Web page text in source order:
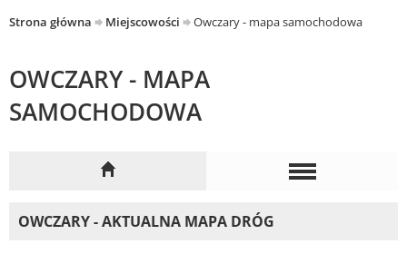
Strona główna Miejscowości Owczary - mapa samochodowa
OWCZARY - MAPA
SAMOCHODOWA
OWCZARY - AKTUALNA MAPA DRÓG